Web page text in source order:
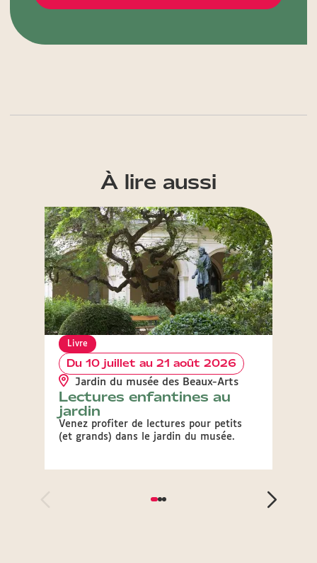
À lire aussi
Livre
Du 10 juillet au 21 août 2026
Jardin du musée des Beaux-Arts
Lectures enfantines au
jardin
Venez profiter de lectures pour petits
(et grands) dans le jardin du musée.